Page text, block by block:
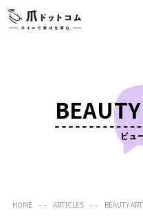
ビュ
HOME ARTICLES BEAUTY